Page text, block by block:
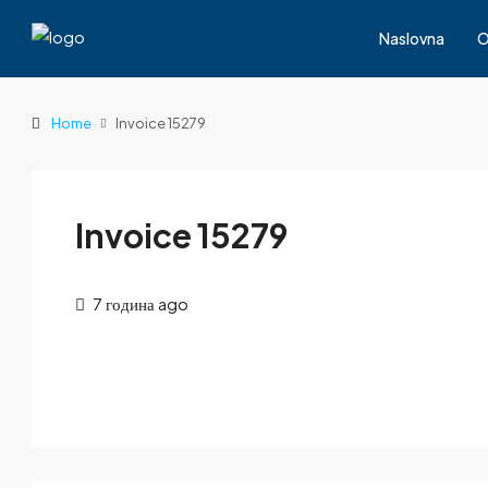
Naslovna
Home Invoice 15279
Invoice 15279
7 година ago